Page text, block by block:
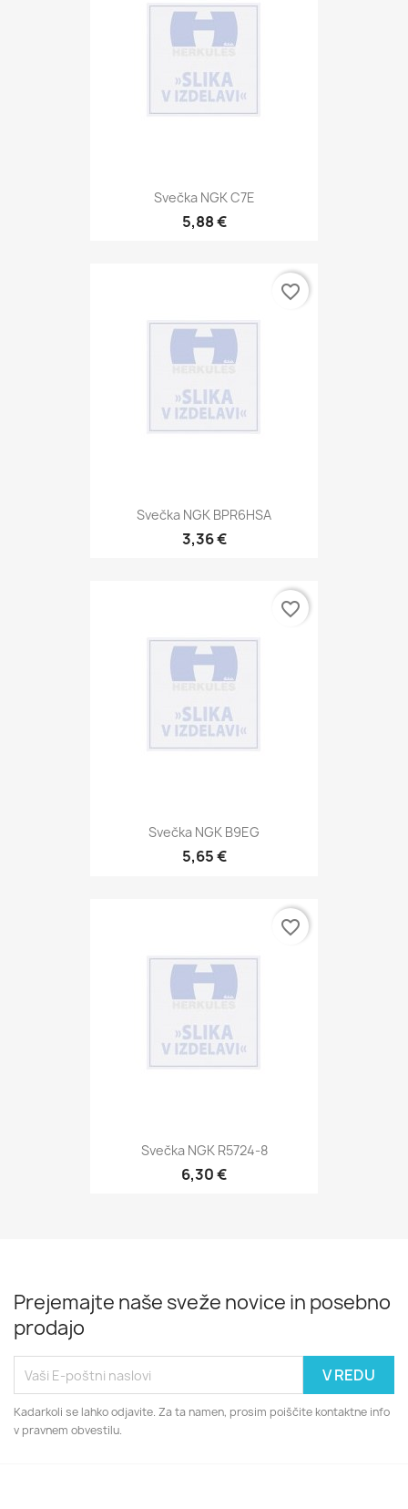
Svečka NGK C7E
5,88 €
Svečka NGK BPR6HSA
3,36 €
favorite_border
Svečka NGK B9EG
5,65 €
favorite_border
Svečka NGK R5724-8
6,30 €
favorite_border
Prejemajte naše sveže novice in posebno
prodajo
Kadarkoli se lahko odjavite. Za ta namen, prosim poiščite kontaktne info
v pravnem obvestilu.